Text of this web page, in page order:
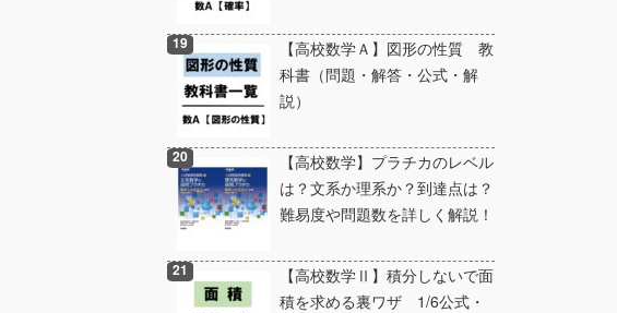
【高校数学Ａ】図形の性質 教
科書（問題・解答・公式・解
説）
【高校数学】プラチカのレベル
は？文系か理系か？到達点は？
難易度や問題数を詳しく解説！
【高校数学Ⅱ】積分しないで面
積を求める裏ワザ 1/6公式・